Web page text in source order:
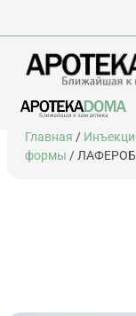
Перейти
содержимому
Главная /
формы /